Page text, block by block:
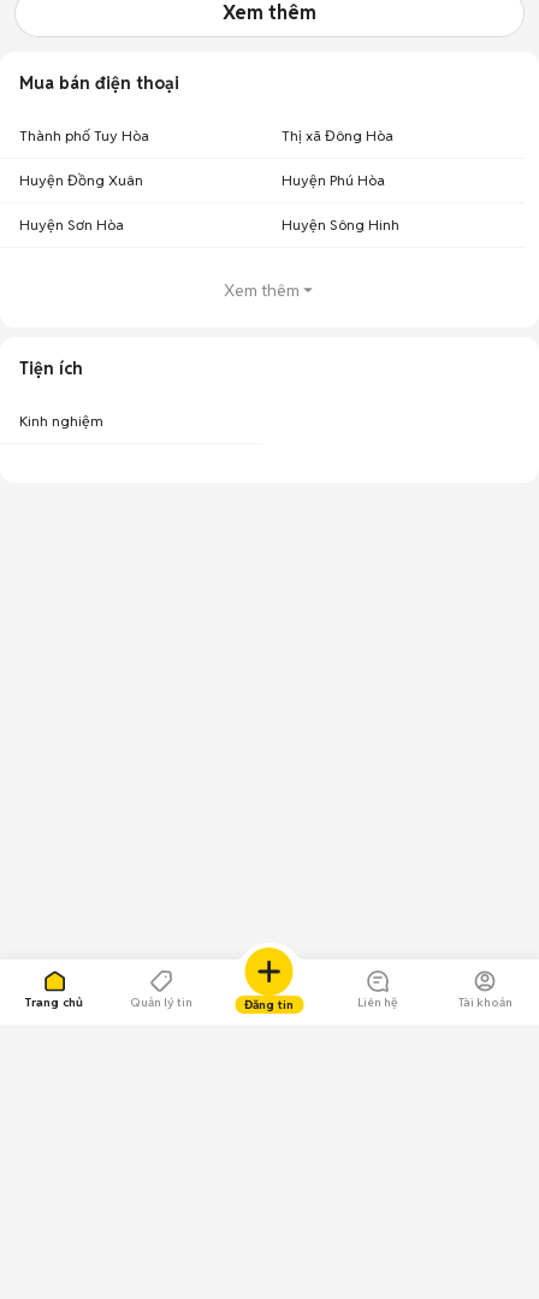
Trang chủ Quản lý tin Đăng tin Liên hệ Tài khoản
Xem thêm
Mua bán điện thoại
Thành phố Tuy Hòa Thị xã Đông Hòa
Huyện Đồng Xuân Huyện Phú Hòa
Huyện Sơn Hòa Huyện Sông Hinh
Xem thêm
Tiện ích
Kinh nghiệm